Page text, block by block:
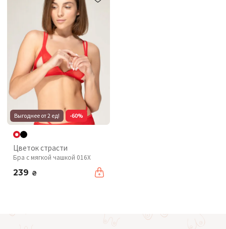
Выгоднее от 2 ед! -60%
Цветок страсти
Бра с мягкой чашкой 016X
239 ₴